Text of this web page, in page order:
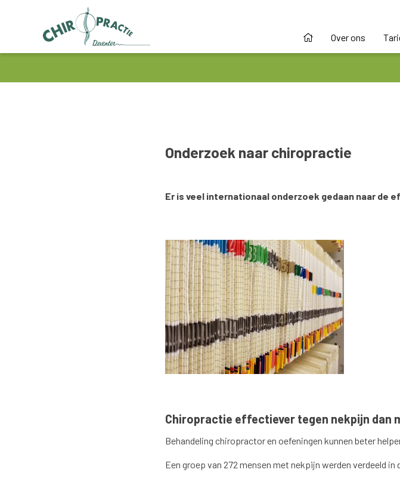
Over ons
Onderzoek naar chiropractie
Er is veel internationaal onderzoek gedaan naar de
Chiropractie effectiever tegen nekpijn dan
Behandeling chiropractor en oefeningen kunnen beter
Een groep van 272 mensen met nekpijn werden verdeeld in